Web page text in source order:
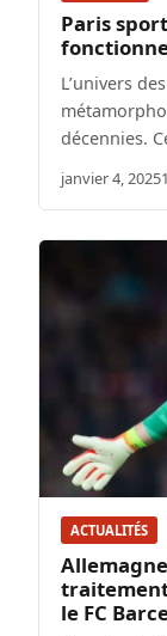
Paris
L’univers
décennies.
janvier 4, 2025
ACTUALITÉS
le FC